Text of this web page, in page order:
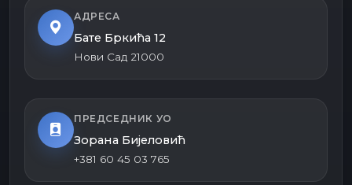
АДРЕСА
Бате Бркића 12
Нови Сад 21000
ПРЕДСЕДНИК УО
Зорана Бијеловић
+381 60 45 03 765